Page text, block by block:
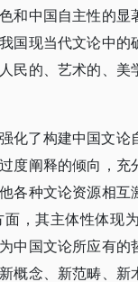
和中国自主性的
现当代文论中的
民的、艺术的、
化了构建中国文
度阐释的倾向，
各种文论资源相
，其主体性体现
中国文论所应有
概念、新范畴、